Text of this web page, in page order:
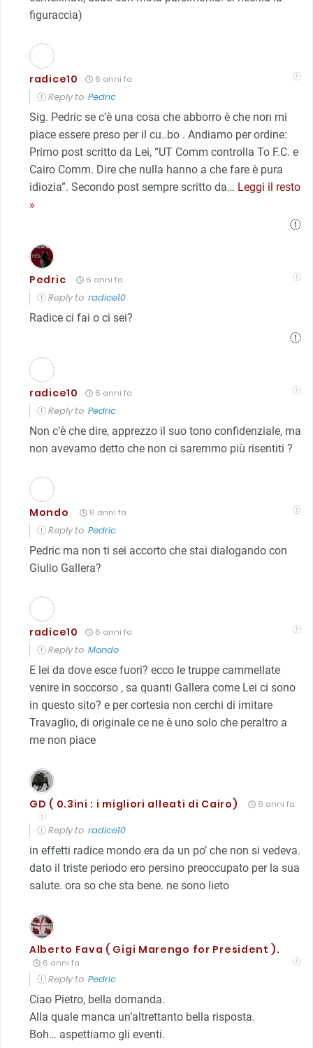
figuraccia)
radice10 6 anni fa
Reply to Pedric
Sig. Pedric se c’è una cosa che abborro è che non mi
piace essere preso per il cu..bo . Andiamo per ordine:
Primo post scritto da Lei, “UT Comm controlla To F.C. e
Cairo Comm. Dire che nulla hanno a che fare è pura
idiozia”. Secondo post sempre scritto da… Leggi il resto
»
Pedric 6 anni fa
Reply to radice10
Radice ci fai o ci sei?
radice10 6 anni fa
Reply to Pedric
Non c’è che dire, apprezzo il suo tono confidenziale, ma
non avevamo detto che non ci saremmo più risentiti ?
Mondo 6 anni fa
Reply to Pedric
Pedric ma non ti sei accorto che stai dialogando con
Giulio Gallera?
radice10 6 anni fa
Reply to Mondo
E lei da dove esce fuori? ecco le truppe cammellate
venire in soccorso , sa quanti Gallera come Lei ci sono
in questo sito? e per cortesia non cerchi di imitare
Travaglio, di originale ce ne è uno solo che peraltro a
me non piace
GD ( 0.3ini : i migliori alleati di Cairo) 6 anni fa
Reply to radice10
in effetti radice mondo era da un po’ che non si vedeva.
dato il triste periodo ero persino preoccupato per la sua
salute. ora so che sta bene. ne sono lieto
Alberto Fava ( Gigi Marengo for President ).
6 anni fa
Reply to Pedric
Ciao Pietro, bella domanda.
Alla quale manca un’altrettanto bella risposta.
Boh… aspettiamo gli eventi.